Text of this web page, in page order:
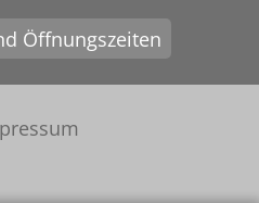
Öffnungszeiten